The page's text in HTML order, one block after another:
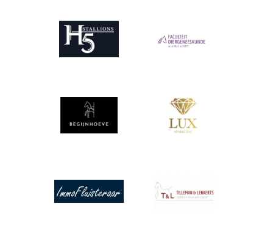
Afbeelding Afbeelding
Afbeelding Afbeelding
Afbeelding Afbeelding